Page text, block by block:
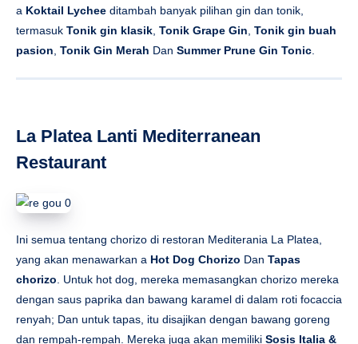
a Koktail Lychee ditambah banyak pilihan gin dan tonik,
termasuk Tonik gin klasik Tonik Grape Gin Tonik gin buah
pasion Tonik Gin Merah Dan Summer Prune Gin Tonic
La Platea Lanti Mediterranean
Restaurant
Ini semua tentang chorizo ​​di restoran Mediterania La Platea,
yang akan menawarkan a Hot Dog Chorizo Dan Tapas
chorizo . Untuk hot dog, mereka memasangkan chorizo ​​mereka
dengan saus paprika dan bawang karamel di dalam roti focaccia
renyah; Dan untuk tapas, itu disajikan dengan bawang goreng
dan rempah-rempah. Mereka juga akan memiliki Sosis Italia &